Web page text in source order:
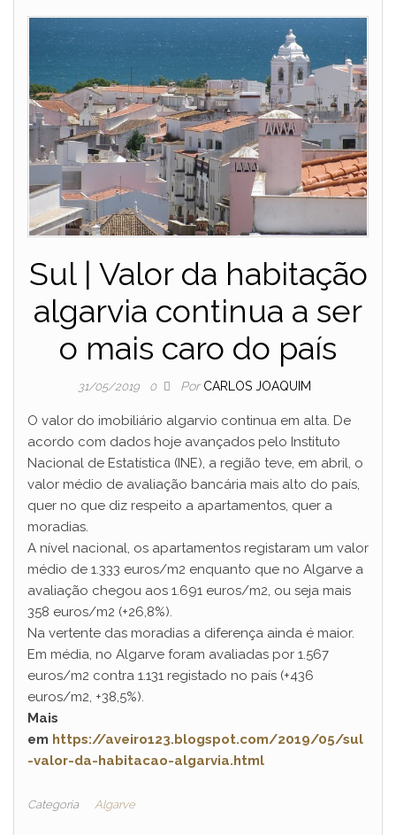
Sul | Valor da habitação
algarvia continua a ser
o mais caro do país
31/05/2019 0 Por CARLOS JOAQUIM
O valor do imobiliário algarvio continua em alta. De
acordo com dados hoje avançados pelo Instituto
Nacional de Estatística (INE), a região teve, em abril, o
valor médio de avaliação bancária mais alto do país,
quer no que diz respeito a apartamentos, quer a
moradias.
A nível nacional, os apartamentos registaram um valor
médio de 1.333 euros/m2 enquanto que no Algarve a
avaliação chegou aos 1.691 euros/m2, ou seja mais
358 euros/m2 (+26,8%).
Na vertente das moradias a diferença ainda é maior.
Em média, no Algarve foram avaliadas por 1.567
euros/m2 contra 1.131 registado no país (+436
euros/m2, +38,5%).
Mais
em https://aveiro123.blogspot.com/2019/05/sul
-valor-da-habitacao-algarvia.html
Categoria Algarve